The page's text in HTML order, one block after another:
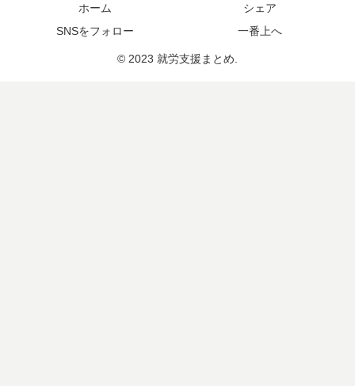
ホーム
シェア
SNSをフォロー
一番上へ
© 2023 就労支援まとめ.